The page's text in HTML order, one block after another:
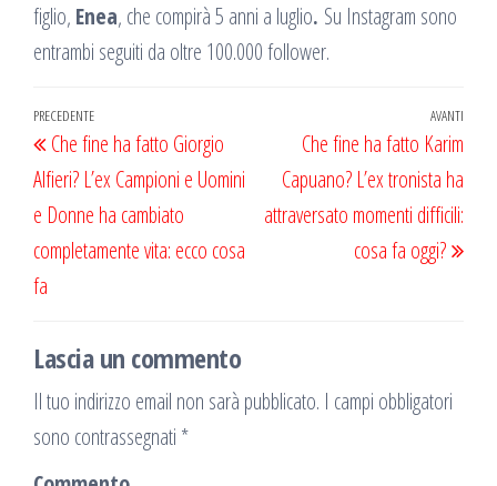
figlio, Enea, che compirà 5 anni a luglio. Su Instagram sono
entrambi seguiti da oltre 100.000 follower.
Navigazione
articoli
Articolo
precedente
PRECEDENTE
Che fine ha fatto Giorgio
Alfieri? L’ex Campioni e Uomini
e Donne ha cambiato
completamente vita: ecco cosa
fa
AVANTI
Che fine ha fatto Karim
Capuano? L’ex tronista ha
attraversato momenti difficili:
cosa fa oggi?
Lascia un commento
Il tuo indirizzo email non sarà pubblicato. I campi obbligatori
sono contrassegnati *